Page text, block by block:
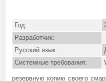
Год:
Разработчик:
-
Русский язык:
Системные требования:
резервную копию своего